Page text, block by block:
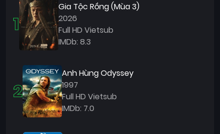
1
Gia Tộc Rồng (Mùa 3)
2026
Full HD Vietsub
IMDb: 8.3
2
Anh Hùng Odyssey
1997
Full HD Vietsub
IMDb: 7.0